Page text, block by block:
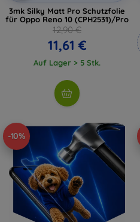
3mk Silky Matt Pro Schutzfolie
für Oppo Reno 10 (CPH2531)/Pro
12,90 €
11,61 €
Auf Lager > 5 Stk.
-10%